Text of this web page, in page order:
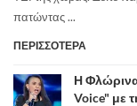
πατώντας ...
ΠΕΡΙΣΣΟΤΕΡΑ
Η
Voice" με